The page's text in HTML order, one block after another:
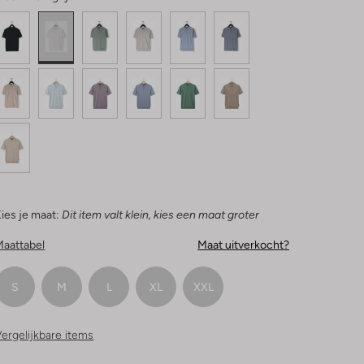
je maat: Dit item valt klein, kies een maat groter
Maat uitverkocht?
S M L XL XXL
items